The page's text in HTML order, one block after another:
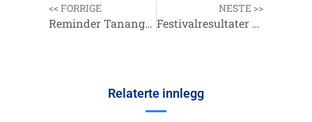
<< FORRIGE
Reminder Tanangerfestivalen Fredag og Lørdag 19. og 20. Juni
NESTE >>
Festivalresultater Tanangerfestivalen 2026
Relaterte innlegg